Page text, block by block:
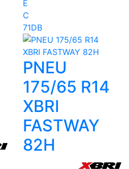
E
C
71DB
PNEU
175/65 R14
XBRI
FASTWAY
82H